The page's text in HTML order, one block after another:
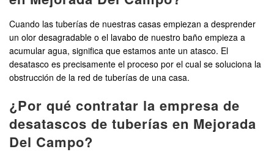
Cuando las tuberías de nuestras casas empiezan a desprender
un olor desagradable o el lavabo de nuestro baño empieza a
acumular agua, significa que estamos ante un atasco. El
desatasco es precisamente el proceso por el cual se soluciona la
obstrucción de la red de tuberías de una casa.
¿Por qué contratar la empresa de
desatascos de tuberías en Mejorada
Del Campo?